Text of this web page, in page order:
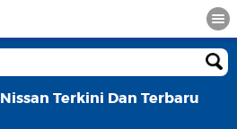
Terkini Dan Terbaru